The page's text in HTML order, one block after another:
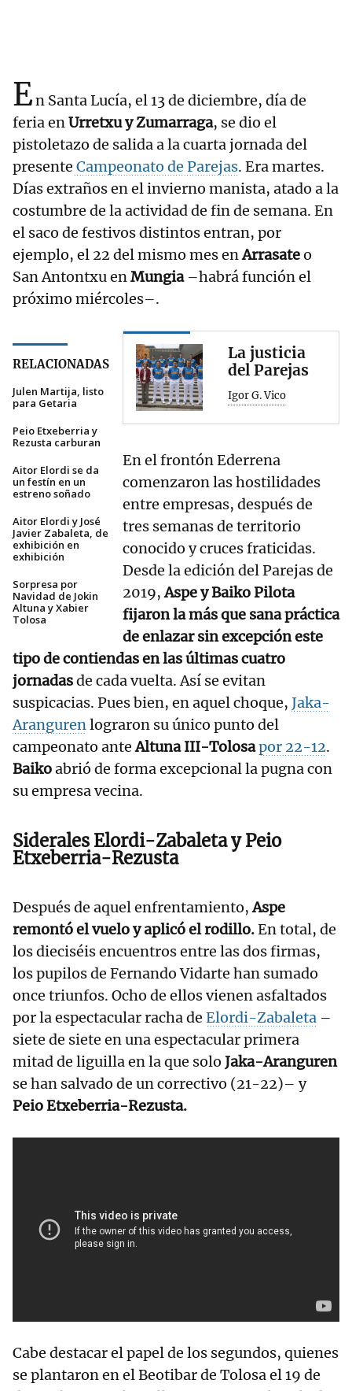
En Santa Lucía, el 13 de diciembre, día de
feria enUrretxu y Zumarraga, se dio el
pistoletazo de salida a la cuarta jornada del
presente Campeonato de Parejas. Era martes.
Días extraños en el invierno manista, atado a la
costumbre de la actividad de fin de semana. En
el saco de festivos distintos entran, por
ejemplo, el 22 del mismo mes enArrasateo
San Antontxu enMungia –habrá función el
próximo miércoles–.
RELACIONADAS
Julen Martija, listo
para Getaria
Peio Etxeberria y
Rezusta carburan
Aitor Elordi se da
un festín en un
estreno soñado
Aitor Elordi y José
Javier Zabaleta, de
exhibición en
exhibición
Sorpresa por
Navidad de Jokin
Altuna y Xabier
Tolosa
La justicia
del Parejas
Igor G. Vico
En el frontón Ederrena
comenzaron las hostilidades
entre empresas, después de
tres semanas de territorio
conocido y cruces fraticidas.
Desde la edición del Parejas de
2019,Aspe y Baiko Pilota
fijaron la más que sana práctica
de enlazar sin excepción este
tipo de contiendas en las últimas cuatro
jornadasde cada vuelta. Así se evitan
suspicacias. Pues bien, en aquel choque, Jaka-
Arangurenlograron su único punto del
campeonato anteAltuna III-Tolosapor 22-12.
Baikoabrió de forma excepcional la pugna con
su empresa vecina.
Siderales Elordi-Zabaleta y Peio
Etxeberria-Rezusta
Después de aquel enfrentamiento,Aspe
remontó el vuelo y aplicó el rodillo.En total, de
los dieciséis encuentros entre las dos firmas,
los pupilos de Fernando Vidarte han sumado
once triunfos. Ocho de ellos vienen asfaltados
por la espectacular racha de Elordi-Zabaleta –
siete de siete en una espectacular primera
mitad de liguilla en la que solo Jaka-Aranguren
se han salvado de un correctivo (21-22)– y
Peio Etxeberria-Rezusta.
Cabe destacar el papel de los segundos, quienes
se plantaron en el Beotibar de Tolosa el 19 de